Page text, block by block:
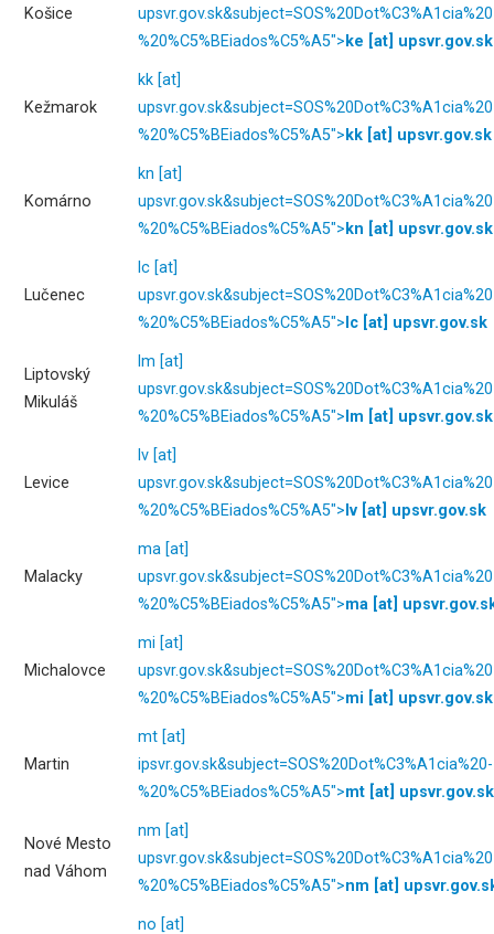
Košice
upsvr.gov.sk
%20%C5%BEiados%C5%A5"> ke [at] upsvr.gov.sk
Kežmarok
kk [at]
upsvr.gov.sk
%20%C5%BEiados%C5%A5"> kk [at] upsvr.gov.sk
Komárno
kn [at]
upsvr.gov.sk
%20%C5%BEiados%C5%A5"> kn [at] upsvr.gov.sk
Lučenec
lc [at]
upsvr.gov.sk
%20%C5%BEiados%C5%A5"> lc [at] upsvr.gov.sk
Liptovský
Mikuláš
lm [at]
upsvr.gov.sk
%20%C5%BEiados%C5%A5"> lm [at] upsvr.gov.sk
Levice
lv [at]
upsvr.gov.sk
%20%C5%BEiados%C5%A5"> lv [at] upsvr.gov.sk
Malacky
ma [at]
upsvr.gov.sk
%20%C5%BEiados%C5%A5">ma [at]
Michalovce
mi [at]
upsvr.gov.sk
%20%C5%BEiados%C5%A5">mi [at] upsvr.gov.sk
Martin
mt [at]
ipsvr.gov.sk&subject=SOS%20Dot%C3%A1cia%20-
%20%C5%BEiados%C5%A5">mt [at] upsvr.gov.sk
Nové Mesto
nad Váhom
nm [at]
upsvr.gov.sk
%20%C5%BEiados%C5%A5">nm [at]
no [at]